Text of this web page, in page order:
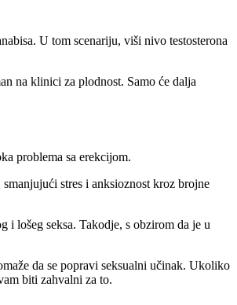
U tom scenariju, viši nivo testosterona
na klinici za plodnost. Samo će dalja
problema sa erekcijom.
stres i anksioznost kroz brojne
i lošeg seksa. Takodje, s obzirom da je u
da se popravi seksualni učinak. Ukoliko
biti zahvalni za to.